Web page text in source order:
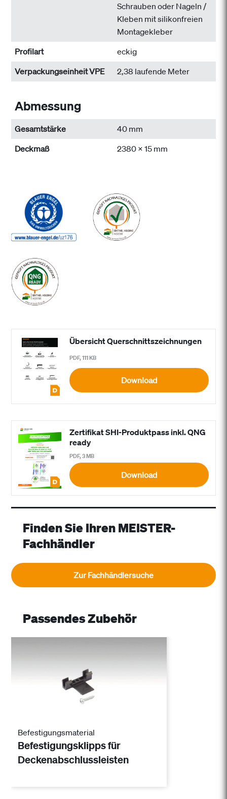
Schrauben oder Nageln /
Kleben mit silikonfreien
Montagekleber
Profilart
eckig
Verpackungseinheit VPE
2,38 laufende Meter
Abmessung
Gesamtstärke
40 mm
Deckmaß
2380 x 15 mm
Übersicht Querschnittszeichnungen
PDF, 111 KB
Download
Zertifikat SHI-Produktpass inkl. QNG
ready
PDF, 3 MB
Download
Finden Sie Ihren MEISTER-
Fachhändler
Zur Fachhändlersuche
Passendes Zubehör
Befestigungsmaterial
Befestigungsklipps für
Deckenabschlussleisten